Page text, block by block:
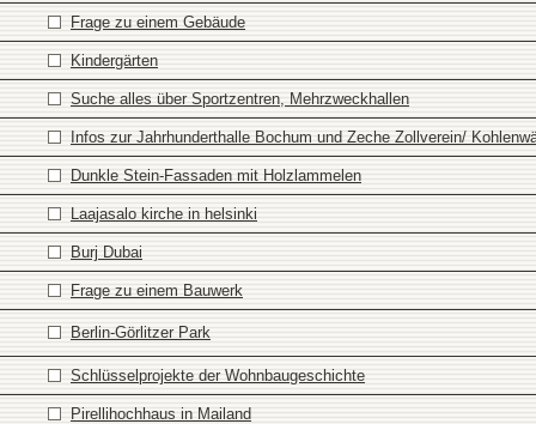
Frage zu einem Gebäude
Kindergärten
Suche alles über Sportzentren, Mehrzweckhallen
Infos zur Jahrhunderthalle Bochum und Zeche Zollverein/
Dunkle Stein-Fassaden mit Holzlammelen
Laajasalo kirche in helsinki
Burj Dubai
Frage zu einem Bauwerk
Berlin-Görlitzer Park
Schlüsselprojekte der Wohnbaugeschichte
Pirellihochhaus in Mailand